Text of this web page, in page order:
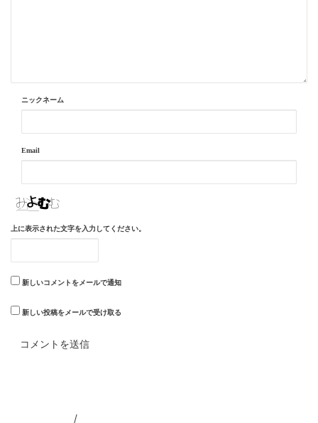
ニックネーム
Email
上に表示された文字を入力してください。
新しいコメントをメールで通知
新しい投稿をメールで受け取る